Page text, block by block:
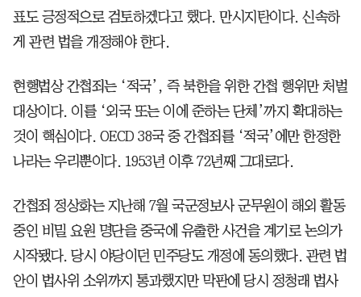
표도 긍정적으로 검토하겠다고 했다. 만시지탄이다. 신속하
게 관련 법을 개정해야 한다.
현행법상 간첩죄는 ‘적국’, 즉 북한을 위한 간첩 행위만 처벌
대상이다. 이를 ‘외국 또는 이에 준하는 단체’까지 확대하는
것이 핵심이다. OECD 38국 중 간첩죄를 ‘적국’에만 한정한
나라는 우리뿐이다. 1953년 이후 72년째 그대로다.
간첩죄 정상화는 지난해 7월 국군정보사 군무원이 해외 활동
중인 비밀 요원 명단을 중국에 유출한 사건을 계기로 논의가
시작됐다. 당시 야당이던 민주당도 개정에 동의했다. 관련 법
안이 법사위 소위까지 통과했지만 막판에 당시 정청래 법사